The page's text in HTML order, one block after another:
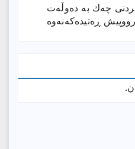
چەك بە دەوڵەت
ڕەتیدەکەنەوە